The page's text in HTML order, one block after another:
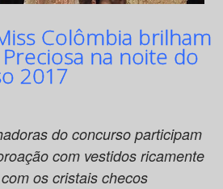
Colômbia brilham
na noite do
2017
do concurso participam
com vestidos ricamente
os cristais checos